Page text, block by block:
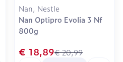
Nan, Nestle
Nan Optipro Evolia 3 Nf
800g
€ 20,99
€ 18,89